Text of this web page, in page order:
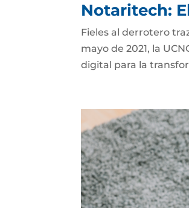
Notaritech:
Fieles al derrotero
mayo de 2021, la
digital para la